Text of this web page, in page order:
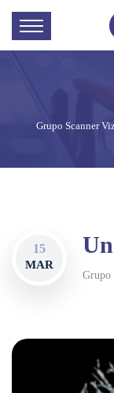
Grupo Scanner
15
MAR
Grupo